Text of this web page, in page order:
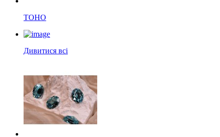
TOHO
Дивитися всі